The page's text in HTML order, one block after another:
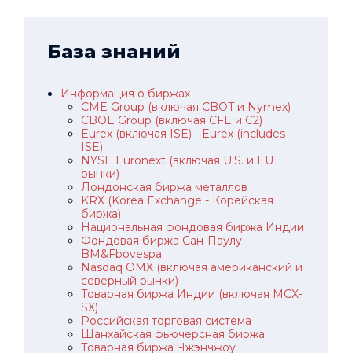
База знаний
Информация о биржах
CME Group (включая CBOT и Nymex)
CBOE Group (включая CFE и C2)
Eurex (включая ISE) - Eurex (includes
ISE)
NYSE Euronext (включая U.S. и EU
рынки)
Лондонская биржа металлов
KRX (Korea Exchange - Корейская
биржа)
Национальная фондовая биржа Индии
Фондовая биржа Сан-Паулу -
BM&Fbovespa
Nasdaq OMX (включая американский и
северный рынки)
Товарная биржа Индии (включая MCX-
SX)
Российская торговая система
Шанхайская фьючерсная биржа
Товарная биржа Чжэнчжоу